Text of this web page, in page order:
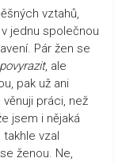
vztahů,
jednu společnou
Pár žen se
povyrazit, ale
pak už ani
práci, než
jsem i nějaká
vzal
ženou. Ne,